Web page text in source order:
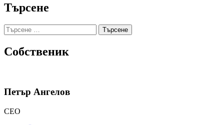
Търсене
Търсене
за:
Собственик
Петър Ангелов
CEO